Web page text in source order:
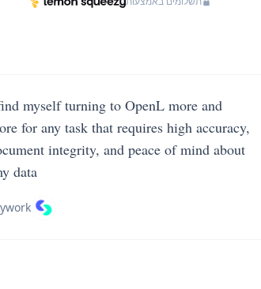
myself turning to OpenL more and
for any task that requires high accuracy,
integrity, and peace of mind about
data.